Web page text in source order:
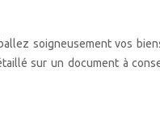
soigneusement vos
sur un document à